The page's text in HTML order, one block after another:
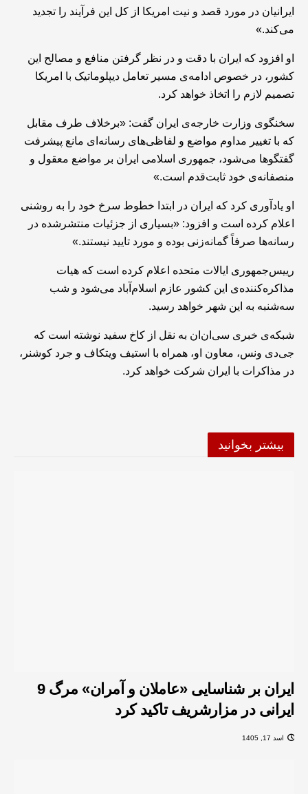
ایرانیان در مورد قصد و نیت امریکا از کل این فرآیند را تجدید
می‌کند.»
او افزود که ایران با دقت و در نظر گرفتن منافع و مصالح این
کشور، در خصوص ادامه‌ی مسیر تعامل دیپلوماتیک با امریکا
تصمیم لازم را اتخاذ خواهد کرد.
سخنگوی وزارت خارجه‌ی ایران گفت: «برخلاف طرف مقابل
که با تغییر مداوم مواضع و لفاظی‌های رسانه‌ای مانع پیشرفت
گفتگوها می‌شود، جمهوری اسلامی ایران بر مواضع معقول و
منصفانه‌ی خود ثابت‌قدم است.»
او یادآوری کرد که ایران در ابتدا خطوط سرخ خود را به روشنی
اعلام کرده است و افزود: «بسیاری از جزئیات منتشرشده در
رسانه‌ها صرفاً گمانه‌زنی بوده و مورد تایید نیستند.»
رییس‌جمهوری ایالات متحده اعلام کرده است که هیات
مذاکره‌کننده‌ی این کشور عازم اسلام‌آباد می‌شود و شب
سه‌شنبه به این شهر خواهد رسید.
شبکه‌ی خبری سی‌ان‌ان به نقل از کاخ سفید نوشته است که
جی‌دی ونس، معاون او، همراه با استیف ویتکاف و جرد کوشنر،
در مذاکرات با ایران شرکت خواهد کرد.
بیشتر بخوانید
ایران بر شناسایی «عاملان و آمران» مرگ 9
ایرانی در مزارشریف تاکید کرد
اسد 17, 1405